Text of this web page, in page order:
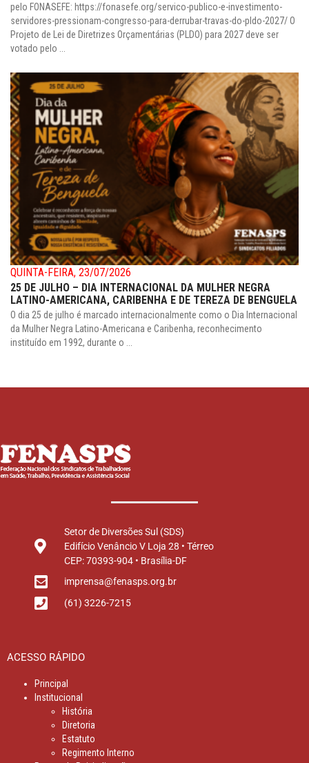
pelo FONASEFE: https://fonasefe.org/servico-publico-e-investimento-
servidores-pressionam-congresso-para-derrubar-travas-do-pldo-2027/ O
Projeto de Lei de Diretrizes Orçamentárias (PLDO) para 2027 deve ser
votado pelo ...
QUINTA-FEIRA, 23/07/2026
25 DE JULHO – DIA INTERNACIONAL DA MULHER NEGRA
LATINO-AMERICANA, CARIBENHA E DE TEREZA DE BENGUELA
O dia 25 de julho é marcado internacionalmente como o Dia Internacional
da Mulher Negra Latino-Americana e Caribenha, reconhecimento
instituído em 1992, durante o ...
Setor de Diversões Sul (SDS)
Edifício Venâncio V Loja 28 • Térreo
CEP: 70393-904 • Brasília-DF
imprensa@fenasps.org.br
(61) 3226-7215
ACESSO RÁPIDO
Principal
Institucional
História
Diretoria
Estatuto
Regimento Interno